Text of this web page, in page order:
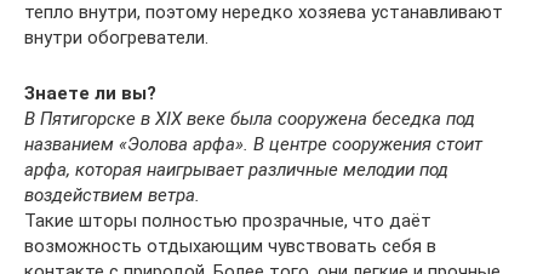
тепло внутри, поэтому нередко хозяева устанавливают
внутри обогреватели.
Знаете ли вы?
В Пятигорске в XIX веке была сооружена беседка под
названием «Эолова арфа». В центре сооружения стоит
арфа, которая наигрывает различные мелодии под
воздействием ветра.
Такие шторы полностью прозрачные, что даёт
возможность отдыхающим чувствовать себя в